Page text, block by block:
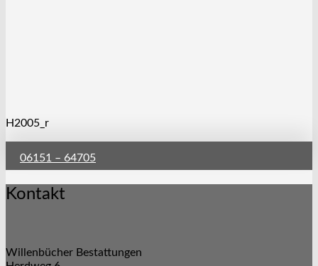
H2005_r
06151 – 64705
Kontakt
Willenbücher Bestattungen